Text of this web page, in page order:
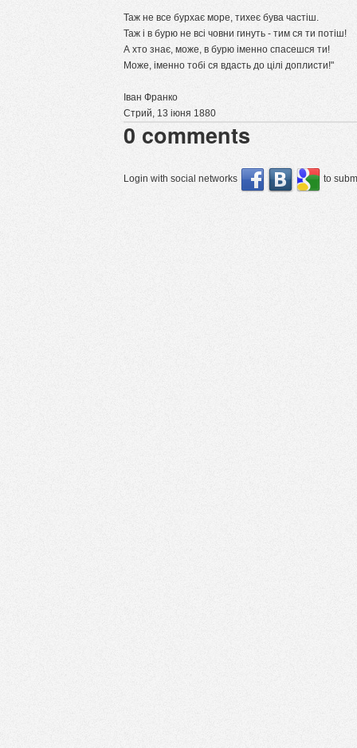
Таж не все бурхає море, тихеє бува частіш.
Таж і в бурю не всі човни гинуть - тим ся ти потіш!
А хто знає, може, в бурю іменно спасешся ти!
Може, іменно тобі ся вдасть до цілі доплисти!"
Іван Франко
Стрий, 13 іюня 1880
0 comments
Login with social networks to